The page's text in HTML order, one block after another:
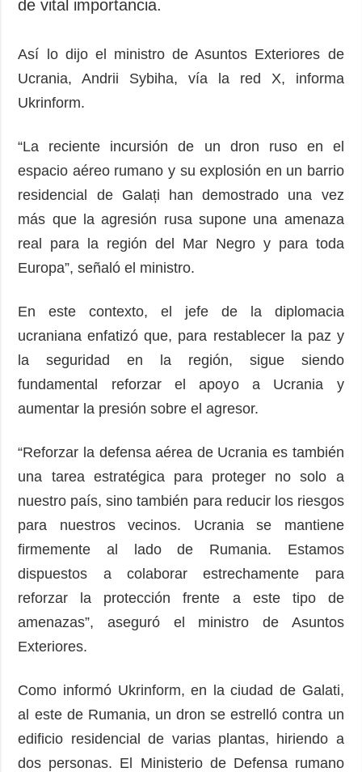
de vital importancia.
Así lo dijo el ministro de Asuntos Exteriores de
Ucrania, Andrii Sybiha, vía la red X, informa
Ukrinform.
“La reciente incursión de un dron ruso en el
espacio aéreo rumano y su explosión en un barrio
residencial de Galați han demostrado una vez
más que la agresión rusa supone una amenaza
real para la región del Mar Negro y para toda
Europa”, señaló el ministro.
En este contexto, el jefe de la diplomacia
ucraniana enfatizó que, para restablecer la paz y
la seguridad en la región, sigue siendo
fundamental reforzar el apoyo a Ucrania y
aumentar la presión sobre el agresor.
“Reforzar la defensa aérea de Ucrania es también
una tarea estratégica para proteger no solo a
nuestro país, sino también para reducir los riesgos
para nuestros vecinos. Ucrania se mantiene
firmemente al lado de Rumania. Estamos
dispuestos a colaborar estrechamente para
reforzar la protección frente a este tipo de
amenazas”, aseguró el ministro de Asuntos
Exteriores.
Como informó Ukrinform, en la ciudad de Galati,
al este de Rumania, un dron se estrelló contra un
edificio residencial de varias plantas, hiriendo a
dos personas. El Ministerio de Defensa rumano